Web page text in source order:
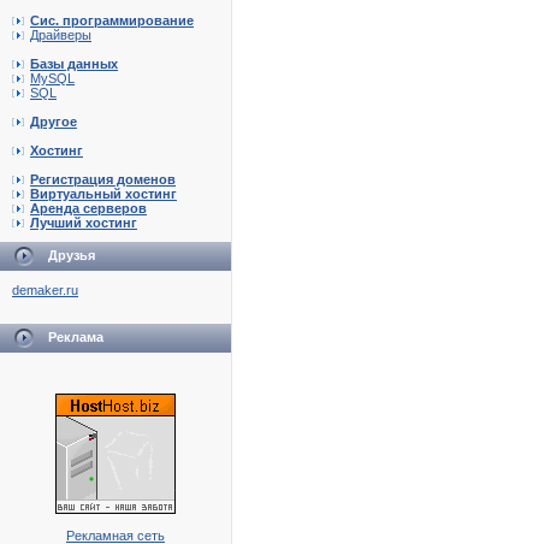
Сис. программирование
Драйверы
Базы данных
MySQL
SQL
Другое
Хостинг
Регистрация доменов
Виртуальный хостинг
Аренда серверов
Лучший хостинг
Друзья
demaker.ru
Реклама
Рекламная сеть